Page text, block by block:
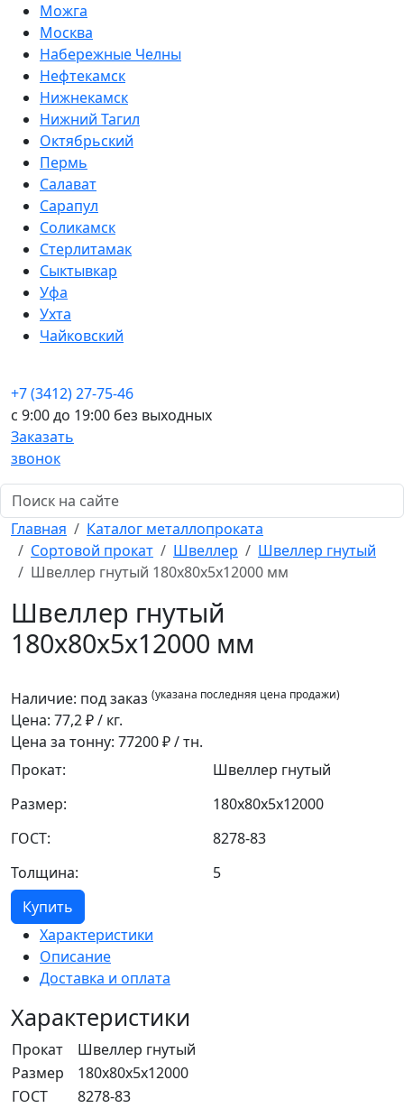
Можга
Москва
Набережные Челны
Нефтекамск
Нижнекамск
Нижний Тагил
Октябрьский
Пермь
Салават
Сарапул
Соликамск
Стерлитамак
Сыктывкар
Уфа
Ухта
Чайковский
+7 (3412) 27-75-46
c 9:00 до 19:00 без выходных
Заказать
звонок
Главная
Каталог металлопроката
Сортовой прокат
Швеллер
Швеллер гнутый
Швеллер гнутый 180x80x5x12000 мм
Швеллер гнутый
180x80x5x12000 мм
Наличие: под заказ (указана последняя цена продажи)
Цена: 77,2₽ / кг.
Цена за тонну: 77200₽ / тн.
Прокат:
Швеллер гнутый
Размер:
180x80x5x12000
ГОСТ:
8278-83
Толщина:
5
Купить
Характеристики
Описание
Доставка и оплата
Характеристики
Прокат
Швеллер гнутый
Размер
180x80x5x12000
ГОСТ
8278-83